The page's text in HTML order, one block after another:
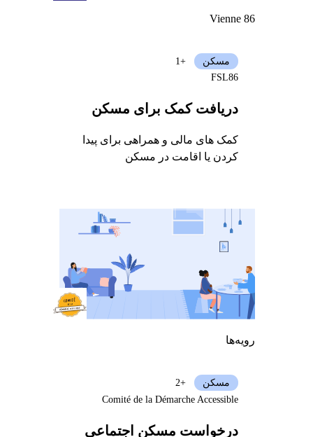
Vienne 86
دریافت کمک برای مسکن
کمک های مالی و همراهی برای پیدا
کردن یا اقامت در مسکن
مسکن
+1
FSL86
رویه‌ها
درخواست مسکن اجتماعی
مسکن
+2
Comité de la Démarche Accessible